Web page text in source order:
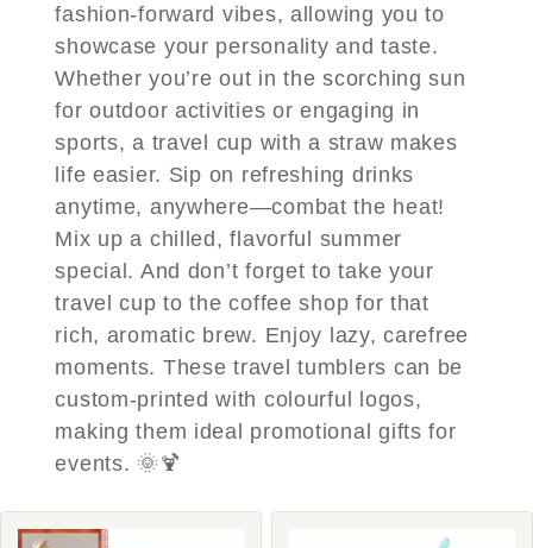
fashion-forward vibes, allowing you to
showcase your personality and taste.
Whether you’re out in the scorching sun
for outdoor activities or engaging in
sports, a travel cup with a straw makes
life easier. Sip on refreshing drinks
anytime, anywhere—combat the heat!
Mix up a chilled, flavorful summer
special. And don’t forget to take your
travel cup to the coffee shop for that
rich, aromatic brew. Enjoy lazy, carefree
moments. These travel tumblers can be
custom-printed with colourful logos,
making them ideal promotional gifts for
events. 🌞🍹